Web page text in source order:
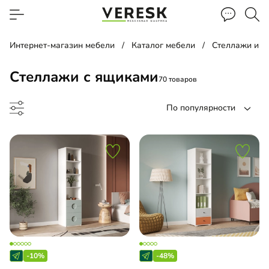
Интернет-магазин мебели Каталог мебели Стеллажи и
Стеллажи с ящиками70 товаров
По популярности
библиотека
-10% -48%